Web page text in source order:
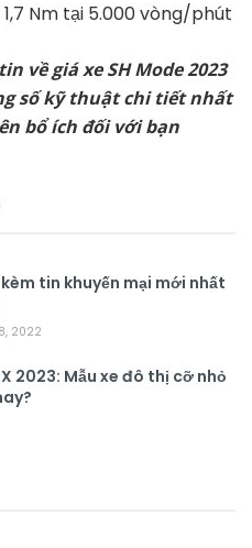
Nm tại 5.000 vòng/phút
về giá xe SH Mode 2023
số kỹ thuật chi tiết nhất
bổ ích đối với bạn
kèm tin khuyến mại mới nhất
2022
2023: Mẫu xe đô thị cỡ nhỏ